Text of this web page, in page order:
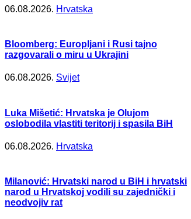
06.08.2026. Hrvatska
Bloomberg: Europljani i Rusi tajno
razgovarali o miru u Ukrajini
06.08.2026. Svijet
Luka Mišetić: Hrvatska je Olujom
oslobodila vlastiti teritorij i spasila BiH
06.08.2026. Hrvatska
Milanović: Hrvatski narod u BiH i hrvatski
narod u Hrvatskoj vodili su zajednički i
neodvojiv rat